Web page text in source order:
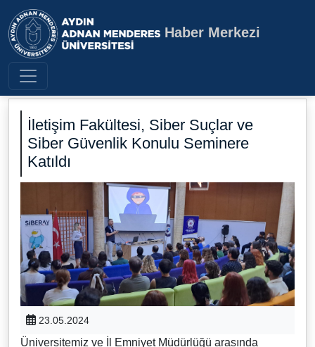
Aydın Adnan Menderes
Haber Merkezi
İletişim Fakültesi, Siber Suçlar ve
Siber Güvenlik Konulu Seminere
Katıldı
23.05.2024
Üniversitemiz ve İl Emniyet Müdürlüğü arasında